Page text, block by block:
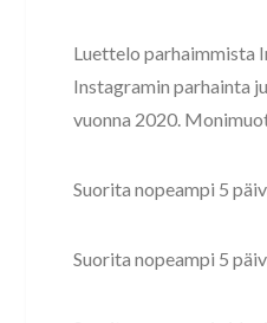
Luettelo parhaimmista
Instagramin parhainta
vuonna 2020.
Suorita nopeampi 5
Suorita nopeampi 5